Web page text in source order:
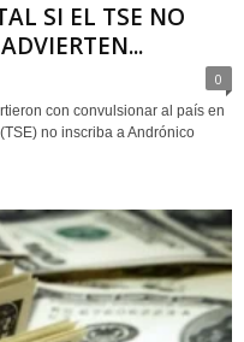
SI EL TSE NO
0
con convulsionar al país en
no inscriba a Andrónico